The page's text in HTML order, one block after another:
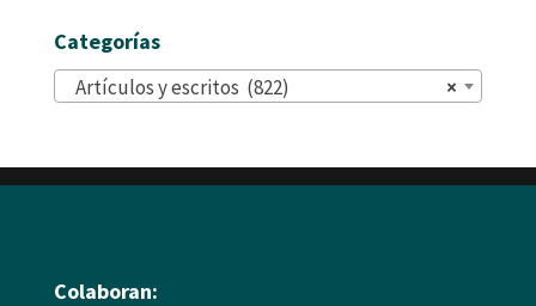
Categorías
×
Artículos y escritos (822)
Colaboran: